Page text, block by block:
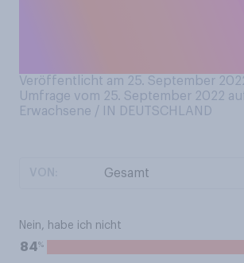
Veröffentlicht am 25. September
Umfrage vom 25. September 2022
Erwachsene / IN DEUTSCHLAND
Nein, habe ich nicht
84%